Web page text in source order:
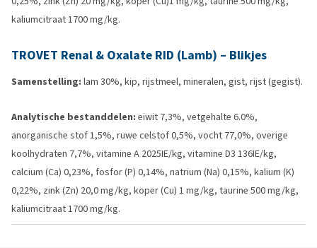
kaliumcitraat 1700 mg/kg.
TROVET Renal & Oxalate RID (Lamb) – Blikjes
Samenstelling: lam 30%, kip, rijstmeel, mineralen, gist, rijst (gegist).
Analytische bestanddelen: eiwit 7,3%, vetgehalte 6.0%,
anorganische stof 1,5%, ruwe celstof 0,5%, vocht 77,0%, overige
koolhydraten 7,7%, vitamine A 2025IE/kg, vitamine D3 136IE/kg,
calcium (Ca) 0,23%, fosfor (P) 0,14%, natrium (Na) 0,15%, kalium (K)
0,22%, zink (Zn) 20,0 mg/kg, koper (Cu) 1 mg/kg, taurine 500 mg/kg,
kaliumcitraat 1700 mg/kg.